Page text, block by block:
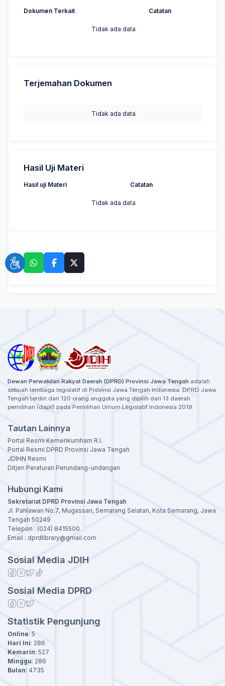
Dokumen Terkait Catatan
Tidak ada data
Terjemahan Dokumen
Tidak ada data
Hasil Uji Materi
Hasil uji Materi Catatan
Tidak ada data
Dewan Perwakilan Rakyat Daerah (DPRD) Provinsi Jawa Tengah adalah
sebuah lembaga legislatif di Provinsi Jawa Tengah Indonesia. DPRD Jawa
Tengah terdiri dari 120 orang anggota yang dipilih dari 13 daerah
pemilihan (dapil) pada Pemilihan Umum Legislatif Indonesia 2019.
Tautan Lainnya
Portal Resmi Kemenkumham R.I.
Portal Resmi DPRD Provinsi Jawa Tengah
JDIHN Resmi
Ditjen Peraturan Perundang-undangan
Hubungi Kami
Sekretariat DPRD Provinsi Jawa Tengah
Jl. Pahlawan No.7, Mugassari, Semarang Selatan, Kota Semarang, Jawa
Tengah 50249
Telepon : (024) 8415500
Email : dprdlibrary@gmail.com
Sosial Media JDIH
Sosial Media DPRD
Statistik Pengunjung
Online: 5
Hari Ini: 286
Kemarin: 527
Minggu: 286
Bulan: 4735